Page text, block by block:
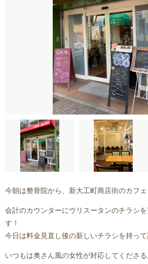
今朝は整骨院から、新大工町商店街のカフェ
会計のカウンターにウリスータンのチラシ
す！
今日は料金見直し後の新しいチラシを持って
いつもは奥さん風の女性が対応してくださ